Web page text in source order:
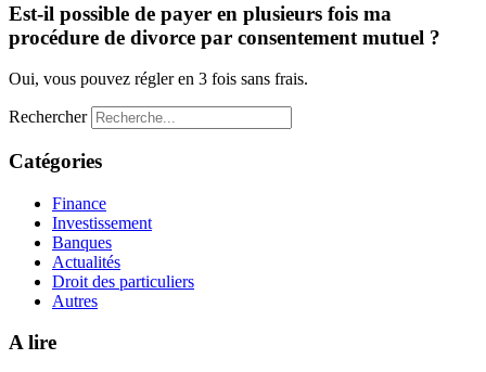
Est-il possible de payer en plusieurs fois ma
procédure de divorce par consentement mutuel ?
Oui, vous pouvez régler en 3 fois sans frais.
Rechercher
Catégories
Finance
Investissement
Banques
Actualités
Droit des particuliers
Autres
A lire